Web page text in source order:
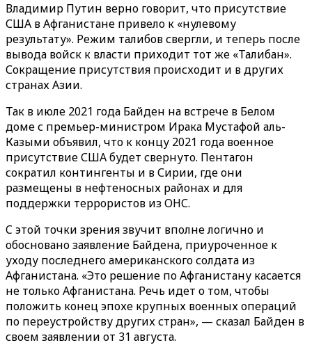
Владимир Путин верно говорит, что присутствие
США в Афганистане привело к «нулевому
результату». Режим талибов свергли, и теперь после
вывода войск к власти приходит тот же «Талибан».
Сокращение присутствия происходит и в других
странах Азии.
Так в июле 2021 года Байден на встрече в Белом
доме с премьер-министром Ирака Мустафой аль-
Казыми объявил, что к концу 2021 года военное
присутствие США будет свернуто. Пентагон
сократил контингенты и в Сирии, где они
размещены в нефтеносных районах и для
поддержки террористов из ОНС.
C этой точки зрения звучит вполне логично и
обосновано заявление Байдена, приуроченное к
уходу последнего американского солдата из
Афганистана. «Это решение по Афганистану касается
не только Афганистана. Речь идет о том, чтобы
положить конец эпохе крупных военных операций
по переустройству других стран», — сказал Байден в
своем заявлении от 31 августа.